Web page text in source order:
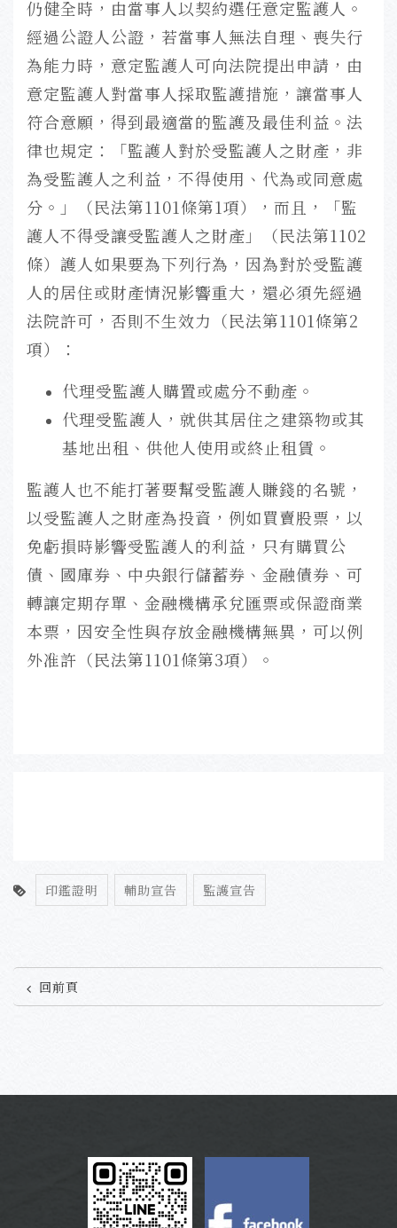
仍健全時，由當事人以契約選任意定監護人。
經過公證人公證，若當事人無法自理、喪失行
為能力時，意定監護人可向法院提出申請，由
意定監護人對當事人採取監護措施，讓當事人
符合意願，得到最適當的監護及最佳利益。法
律也規定：「監護人對於受監護人之財產，非
為受監護人之利益，不得使用、代為或同意處
分。」（民法第1101條第1項），而且，「監
護人不得受讓受監護人之財產」（民法第1102
條）護人如果要為下列行為，因為對於受監護
人的居住或財產情況影響重大，還必須先經過
法院許可，否則不生效力（民法第1101條第2
項）：
代理受監護人購置或處分不動產。
代理受監護人，就供其居住之建築物或其
基地出租、供他人使用或終止租賃。
監護人也不能打著要幫受監護人賺錢的名號，
以受監護人之財產為投資，例如買賣股票，以
免虧損時影響受監護人的利益，只有購買公
債、國庫券、中央銀行儲蓄券、金融債券、可
轉讓定期存單、金融機構承兌匯票或保證商業
本票，因安全性與存放金融機構無異，可以例
外准許（民法第1101條第3項）。
印鑑證明 輔助宣告 監護宣告
回前頁